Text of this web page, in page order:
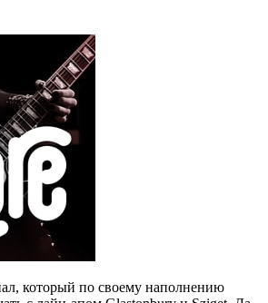
который по своему наполнению